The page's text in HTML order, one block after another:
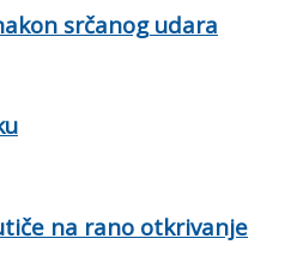
srčanog udara
na rano otkrivanje